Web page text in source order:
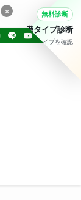
× 無料診断
転職タイプ診断
30問でタイプを確認